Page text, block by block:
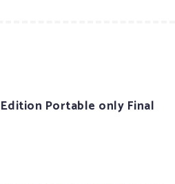
Portable only Final